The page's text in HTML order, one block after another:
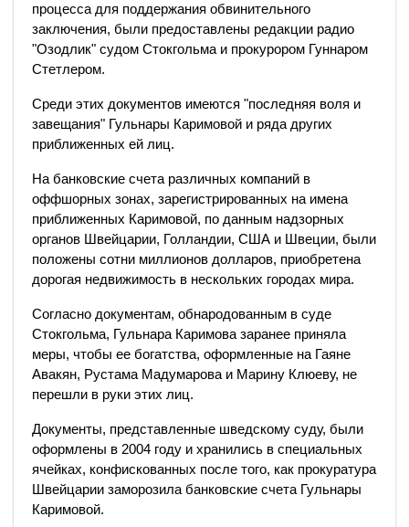
процесса для поддержания обвинительного
заключения, были предоставлены редакции радио
"Озодлик" судом Стокгольма и прокурором Гуннаром
Стетлером.
Среди этих документов имеются "последняя воля и
завещания" Гульнары Каримовой и ряда других
приближенных ей лиц.
На банковские счета различных компаний в
оффшорных зонах, зарегистрированных на имена
приближенных Каримовой, по данным надзорных
органов Швейцарии, Голландии, США и Швеции, были
положены сотни миллионов долларов, приобретена
дорогая недвижимость в нескольких городах мира.
Согласно документам, обнародованным в суде
Стокгольма, Гульнара Каримова заранее приняла
меры, чтобы ее богатства, оформленные на Гаяне
Авакян, Рустама Мадумарова и Марину Клюеву, не
перешли в руки этих лиц.
Документы, представленные шведскому суду, были
оформлены в 2004 году и хранились в специальных
ячейках, конфискованных после того, как прокуратура
Швейцарии заморозила банковские счета Гульнары
Каримовой.